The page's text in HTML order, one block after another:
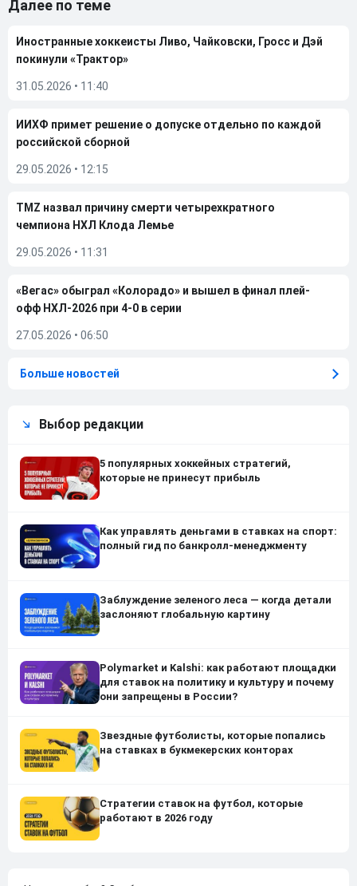
Далее по теме
Иностранные хоккеисты Ливо, Чайковски, Гросс и Дэй
покинули «Трактор»
31.05.2026 • 11:40
ИИХФ примет решение о допуске отдельно по каждой
российской сборной
29.05.2026 • 12:15
TMZ назвал причину смерти четырехкратного
чемпиона НХЛ Клода Лемье
29.05.2026 • 11:31
«Вегас» обыграл «Колорадо» и вышел в финал плей-
офф НХЛ-2026 при 4-0 в серии
27.05.2026 • 06:50
Больше новостей
Выбор редакции
5 популярных хоккейных стратегий,
которые не принесут прибыль
Как управлять деньгами в ставках на спорт:
полный гид по банкролл-менеджменту
Заблуждение зеленого леса — когда детали
заслоняют глобальную картину
Polymarket и Kalshi: как работают площадки
для ставок на политику и культуру и почему
они запрещены в России?
Звездные футболисты, которые попались
на ставках в букмекерских конторах
Стратегии ставок на футбол, которые
работают в 2026 году